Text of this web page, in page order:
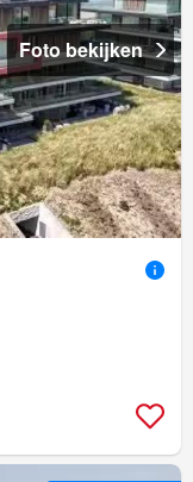
Foto bekijken